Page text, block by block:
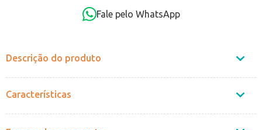
Fale pelo WhatsApp
Descrição do produto
Características